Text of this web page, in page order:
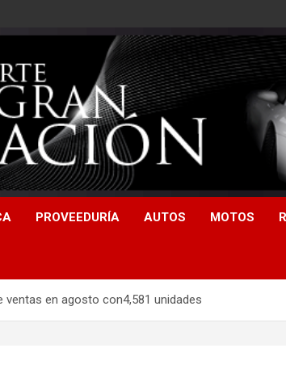
PROVEEDURÍA AUTOS MOTOS
en agosto con4,581 unidades